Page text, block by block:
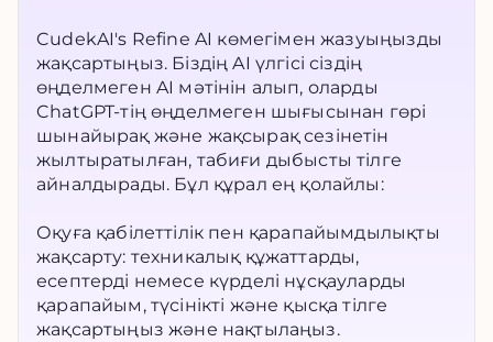
CudekAI's Refine AI көмегімен жазуыңызды
жақсартыңыз. Біздің AI үлгісі сіздің
өңделмеген AI мәтінін алып, оларды
ChatGPT-тің өңделмеген шығысынан гөрі
шынайырақ және жақсырақ сезінетін
жылтыратылған, табиғи дыбысты тілге
айналдырады. Бұл құрал ең қолайлы:
Оқуға қабілеттілік пен қарапайымдылықты
жақсарту: техникалық құжаттарды,
есептерді немесе күрделі нұсқауларды
қарапайым, түсінікті және қысқа тілге
жақсартыңыз және нақтылаңыз.